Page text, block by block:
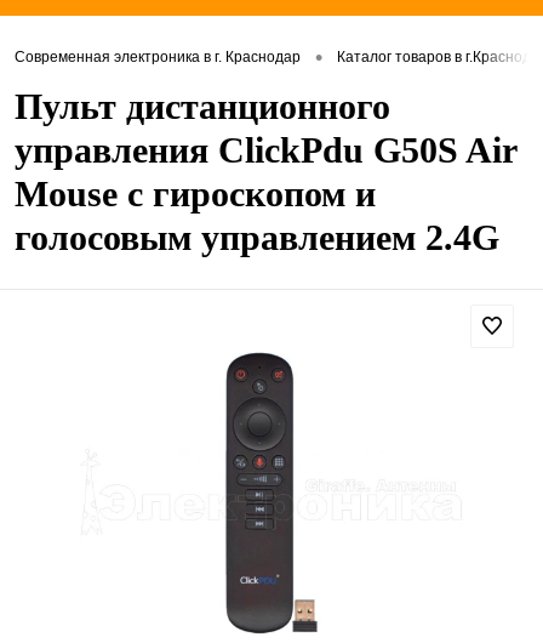
Современная электроника в г. Краснодар • Каталог товаров в
Пульт дистанционного
управления ClickPdu G50S Air
Mouse с гироскопом и
голосовым управлением 2.4G